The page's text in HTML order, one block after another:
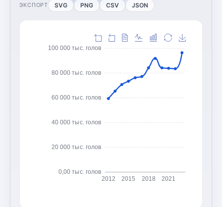
ЭКСПОРТ SVG PNG CSV JSON
0,00 тыс. голов
20 000 тыс. голов
40 000 тыс. голов
60 000 тыс. голов
80 000 тыс. голов
100 000 тыс. голов
2012 2015 2018 2021